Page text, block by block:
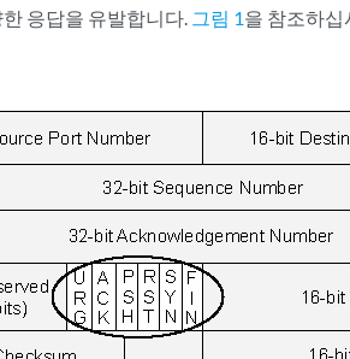
응답을 유발합니다. 그림 1을 참조하십